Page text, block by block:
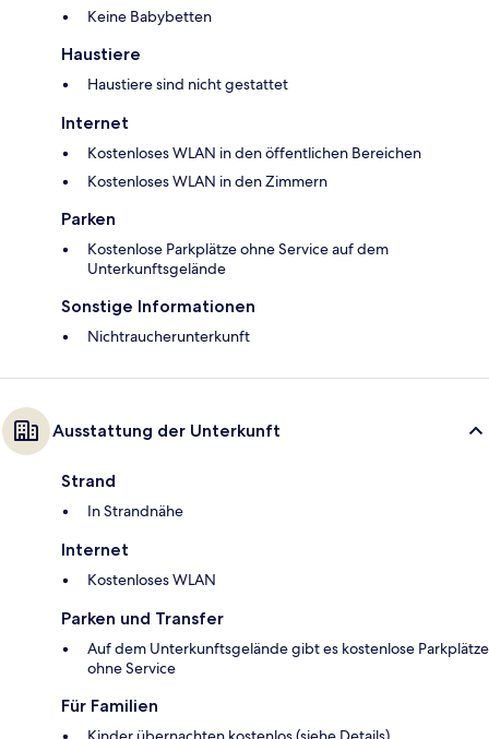
Keine Babybetten
Haustiere
Haustiere sind nicht gestattet
Internet
Kostenloses WLAN in den öffentlichen Bereichen
Kostenloses WLAN in den Zimmern
Parken
Kostenlose Parkplätze ohne Service auf dem
Unterkunftsgelände
Sonstige Informationen
Nichtraucherunterkunft
Ausstattung der Unterkunft
Strand
In Strandnähe
Internet
Kostenloses WLAN
Parken und Transfer
Auf dem Unterkunftsgelände gibt es kostenlose Parkplätze
ohne Service
Für Familien